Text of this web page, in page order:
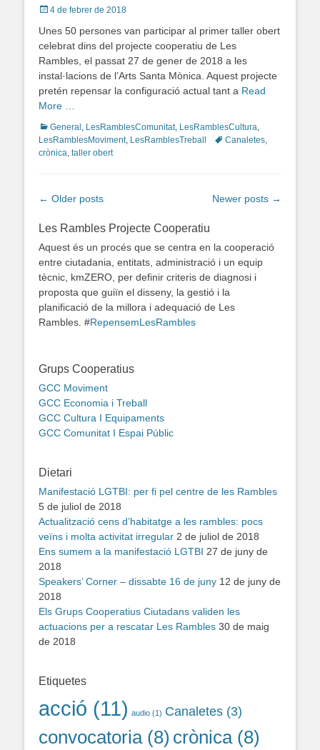
Posted
4 de febrer de 2018
Unes 50 persones van participar al primer taller obert
celebrat dins del projecte cooperatiu de Les
Rambles, el passat 27 de gener de 2018 a les
instal·lacions de l’Arts Santa Mònica. Aquest projecte
pretén repensar la configuració actual tant a Read
More …
Categories
General LesRamblesComunitat, LesRamblesCultura
LesRamblesMoviment, LesRamblesTreball TagsCanaletes
crònica taller obert
Post
← Older posts Newer posts →
Les Rambles Projecte Cooperatiu
Aquest és un procés que se centra en la cooperació
entre ciutadania, entitats, administració i un equip
tècnic, kmZERO, per definir criteris de diagnosi i
proposta que guiïn el disseny, la gestió i la
planificació de la millora i adequació de Les
Rambles. #RepensemLesRambles
Grups Cooperatius
GCC Moviment
GCC Economia i Treball
GCC Cultura I Equipaments
GCC Comunitat I Espai Públic
Dietari
Manifestació LGTBI: per fi pel centre de les Rambles
5 de juliol de 2018
Actualització cens d’habitatge a les rambles: pocs
veïns i molta activitat irregular 2 de juliol de 2018
Ens sumem a la manifestació LGTBI 27 de juny de
2018
Speakers’ Corner – dissabte 16 de juny 12 de juny de
2018
Els Grups Cooperatius Ciutadans validen les
actuacions per a rescatar Les Rambles 30 de maig
de 2018
Etiquetes
acció (11) audio (1) Canaletes (3)
convocatoria(8) crònica(8)